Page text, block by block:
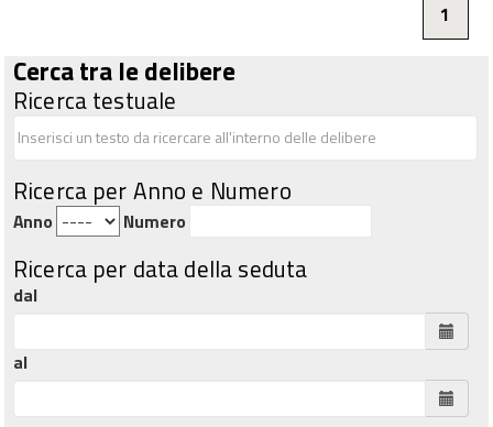
1
Cerca tra le delibere
Ricerca testuale
Ricerca per Anno e Numero
Anno Numero
Ricerca per data della seduta
dal
al